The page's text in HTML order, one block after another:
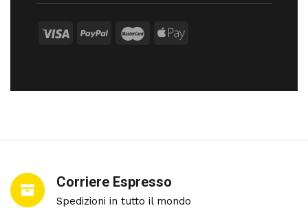
Corriere Espresso
Spedizioni in tutto il mondo